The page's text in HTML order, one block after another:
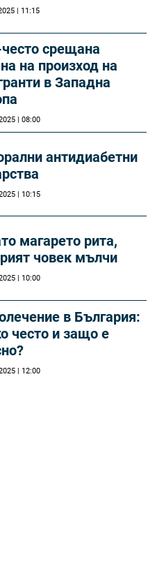
| 11:15
срещана
на произход на
в Западна
| 08:00
антидиабетни
| 10:15
магарето рита,
човек мълчи
| 10:00
в България:
често и защо е
| 12:00